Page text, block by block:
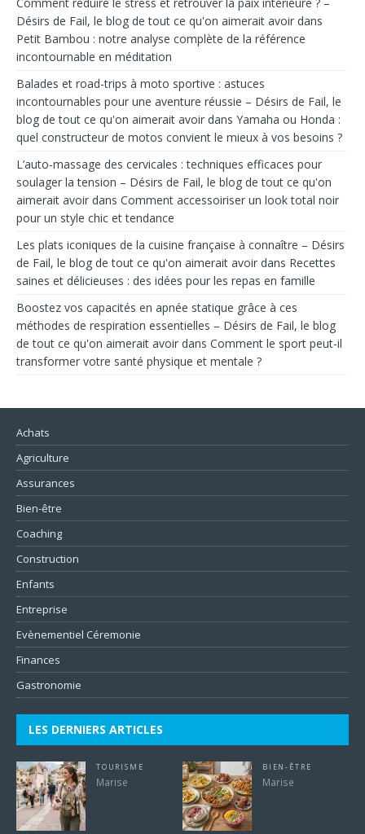
Désirs de Fail, le blog de tout ce qu'on aimerait avoir dans
Petit Bambou : notre analyse complète de la référence
incontournable en méditation
Balades et road-trips à moto sportive : astuces
incontournables pour une aventure réussie – Désirs de Fail, le
blog de tout ce qu'on aimerait avoir dans Yamaha ou Honda :
quel constructeur de motos convient le mieux à vos besoins ?
L’auto-massage des cervicales : techniques efficaces pour
soulager la tension – Désirs de Fail, le blog de tout ce qu'on
aimerait avoir dans Comment accessoiriser un look total noir
pour un style chic et tendance
Les plats iconiques de la cuisine française à connaître – Désirs
de Fail, le blog de tout ce qu'on aimerait avoir dans Recettes
saines et délicieuses : des idées pour les repas en famille
Boostez vos capacités en apnée statique grâce à ces
méthodes de respiration essentielles – Désirs de Fail, le blog
de tout ce qu'on aimerait avoir dans Comment le sport peut-il
transformer votre santé physique et mentale ?
Achats
Agriculture
Assurances
Bien-être
Coaching
Construction
Enfants
Entreprise
Evènementiel Céremonie
Finances
Gastronomie
LES DERNIERS ARTICLES
TOURISME
Marise
BIEN-ÊTRE
Marise